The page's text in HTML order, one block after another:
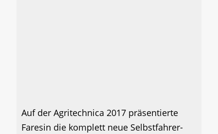
Auf der Agritechnica 2017 präsentierte
Faresin die komplett neue Selbstfahrer-